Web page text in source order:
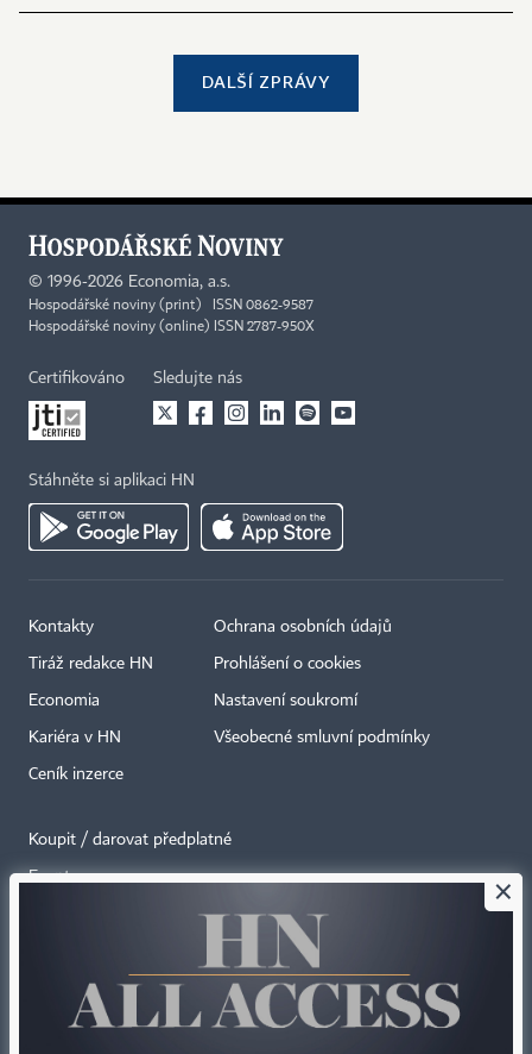
DALŠÍ ZPRÁVY
© 1996-2026 Economia, a.s.
Hospodářské noviny (print) ISSN 0862-9587
Hospodářské noviny (online) ISSN 2787-950X
Certifikováno Sledujte nás
Stáhněte si aplikaci HN
Kontakty
Tiráž redakce HN
Economia
Kariéra v HN
Ceník inzerce
Ochrana osobních údajů
Prohlášení o cookies
Nastavení soukromí
Všeobecné smluvní podmínky
Koupit / darovat předplatné
Eventy ×